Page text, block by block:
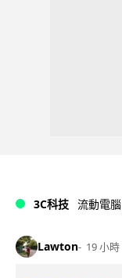
3C科技 流動電腦
Lawton 19 小時